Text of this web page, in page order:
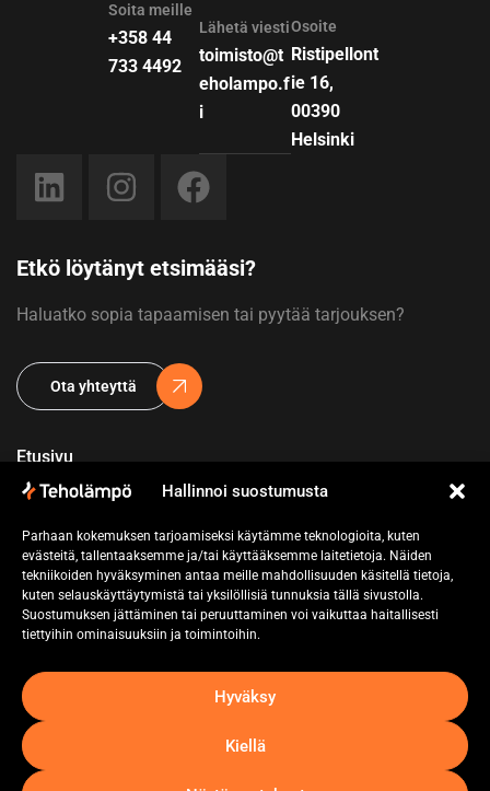
Hallinnoi suostumusta
Parhaan kokemuksen tarjoamiseksi käytämme teknologioita, kuten
evästeitä, tallentaaksemme ja/tai käyttääksemme laitetietoja. Näiden
tekniikoiden hyväksyminen antaa meille mahdollisuuden käsitellä tietoja,
kuten selauskäyttäytymistä tai yksilöllisiä tunnuksia tällä sivustolla.
Suostumuksen jättäminen tai peruuttaminen voi vaikuttaa haitallisesti
tiettyihin ominaisuuksiin ja toimintoihin.
Hyväksy
Kiellä
Soita meille
+358 44
733 4492
Lähetä viesti
toimisto@t
eholampo.f
i
Osoite
Ristipellont
ie 16,
00390
Helsinki
Etusivu
Yritys
Referenssit
Pyydä tarjous
Ota yhteyttä
Etkö löytänyt etsimääsi?
Haluatko sopia tapaamisen tai pyytää tarjouksen?
Ota yhteyttä